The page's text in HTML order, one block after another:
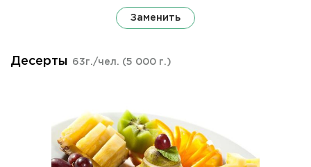
Заменить
Десерты 63г./чел. (5 000 г.)